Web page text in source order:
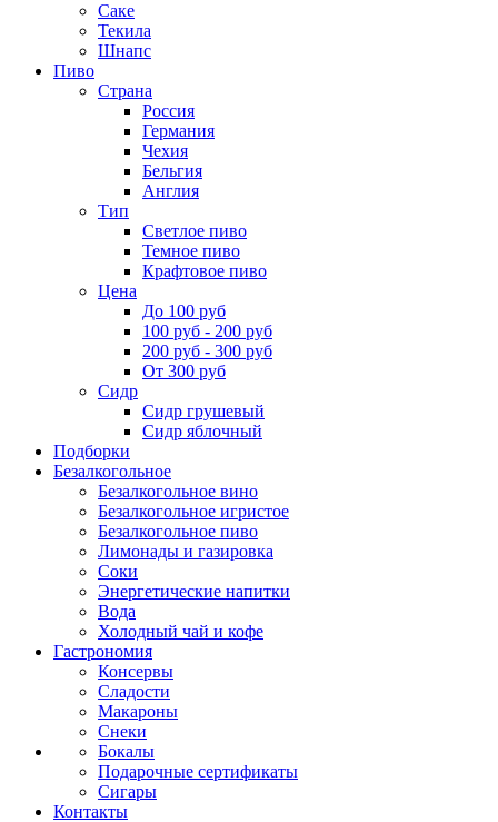
Саке
Текила
Шнапс
Пиво
Страна
Россия
Германия
Чехия
Бельгия
Англия
Тип
Светлое пиво
Темное пиво
Крафтовое пиво
Цена
До 100 руб
100 руб - 200 руб
200 руб - 300 руб
От 300 руб
Сидр
Сидр грушевый
Сидр яблочный
Подборки
Безалкогольное
Безалкогольное вино
Безалкогольное игристое
Безалкогольное пиво
Лимонады и газировка
Соки
Энергетические напитки
Вода
Холодный чай и кофе
Гастрономия
Консервы
Сладости
Макароны
Снеки
Бокалы
Подарочные сертификаты
Сигары
Контакты